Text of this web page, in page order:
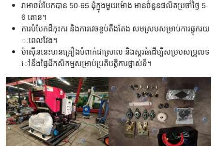
វាអាចបំបែកបាន 50-65 ដុំក្នុងមួយម៉ោង មានចំនួនផលិតប្រចាំថ្ងៃ 5-
6 តោន។
ការបំបែកដ៏កុះករ និងការវេចខ្ចប់តឹងតែង សមស្របសម្រាប់ការផ្ទុករយ
ៈពេលវែង។
ម៉ាស៊ីននេះមានគ្រឿងបំពាក់ជាស្រាល និងស្គរធំដើម្បីសម្របសម្រួលទ
ៅនឹងផ្ទៃដីកសិកម្មសម្រាប់ប្រតិបត្តិការផ្លាស់ទី។